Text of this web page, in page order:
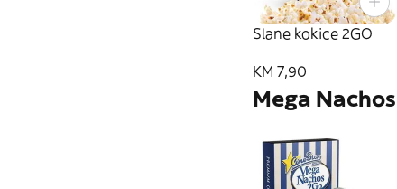
Slane kokice 2GO
KM 7,90
Mega Nachos